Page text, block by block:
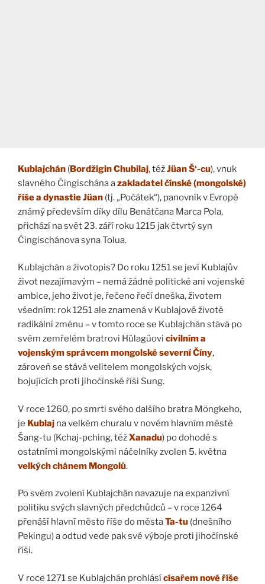
Kublajchán (Bordžigin Chubilaj, téžJüan Š‘-cu), vnuk
slavného Čingischána azakladatel čínské (mongolské)
říše a dynastie Jüan (tj. „Počátek“), panovník v Evropě
známý především díky dílu Benátčana Marca Pola,
přichází na svět 23. září roku 1215 jak čtvrtý syn
Čingischánova syna Tolua.
Kublajchán a životopis? Do roku 1251 se jeví Kublajův
život nezajímavým – nemá žádné politické ani vojenské
ambice, jeho život je, řečeno řečí dneška, životem
všedním: rok 1251 ale znamená v Kublajově životě
radikální změnu – v tomto roce se Kublajchán stává po
svém zemřelém bratrovi Hülagüovi civilním a
vojenským správcem mongolské severní Číny,
zároveň se stává velitelem mongolských vojsk,
bojujících proti jihočínské říši Sung.
V roce 1260, po smrti svého dalšího bratra Möngkeho,
je Kublaj na velkém churalu v novém hlavním městě
Šang-tu (Kchaj-pching, téžXanadu) po dohodě s
ostatními mongolskými náčelníky zvolen 5. května
velkých chánem Mongolů.
Po svém zvolení Kublajchán navazuje na expanzivní
politiku svých slavných předchůdců – v roce 1264
přenáší hlavní město říše do městaTa-tu (dnešního
Pekingu) a odtud vede pak své výboje proti jihočínské
říši.
V roce 1271 se Kublajchán prohlásícísařem novéříše